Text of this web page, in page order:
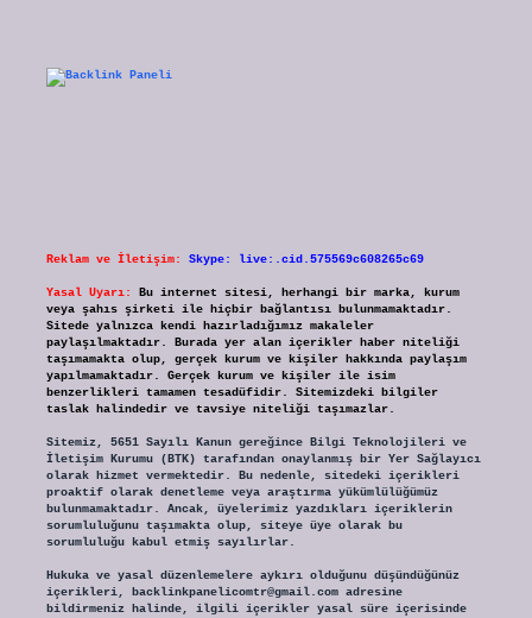
Reklam ve İletişim: Skype: live:.cid.575569c608265c69
Yasal Uyarı:
Bu internet sitesi, herhangi bir marka, kurum
veya şahıs şirketi ile hiçbir bağlantısı bulunmamaktadır.
Sitede yalnızca kendi hazırladığımız makaleler
paylaşılmaktadır. Burada yer alan içerikler haber niteliği
taşımamakta olup, gerçek kurum ve kişiler hakkında paylaşım
yapılmamaktadır. Gerçek kurum ve kişiler ile isim
benzerlikleri tamamen tesadüfidir. Sitemizdeki bilgiler
taslak halindedir ve tavsiye niteliği taşımazlar.
Sitemiz, 5651 Sayılı Kanun gereğince Bilgi Teknolojileri ve
İletişim Kurumu (BTK) tarafından onaylanmış bir Yer Sağlayıcı
olarak hizmet vermektedir. Bu nedenle, sitedeki içerikleri
proaktif olarak denetleme veya araştırma yükümlülüğümüz
bulunmamaktadır. Ancak, üyelerimiz yazdıkları içeriklerin
sorumluluğunu taşımakta olup, siteye üye olarak bu
sorumluluğu kabul etmiş sayılırlar.
Hukuka ve yasal düzenlemelere aykırı olduğunu düşündüğünüz
içerikleri, backlinkpanelicomtr@gmail.comadresine
bildirmeniz halinde, ilgili içerikler yasal süre içerisinde